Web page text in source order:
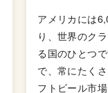
アメリカには
り、世界のク
る国のひとつ
で、常にたく
フトビール市